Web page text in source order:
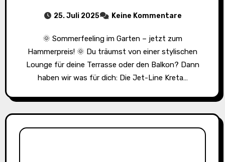
25. Juli 2025 Keine Kommentare
🌞 Sommerfeeling im Garten – jetzt zum
Hammerpreis! 🌞 Du träumst von einer stylischen
Lounge für deine Terrasse oder den Balkon? Dann
haben wir was für dich: Die Jet-Line Kreta…